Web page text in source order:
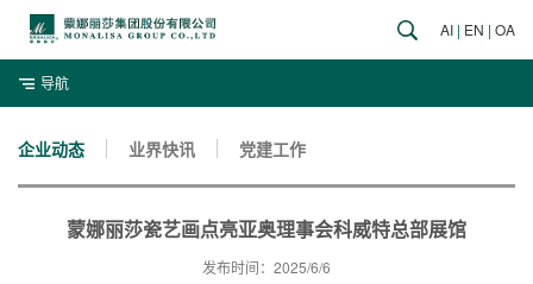
AI | EN | OA
导航
企业动态 业界快讯 党建工作
蒙娜丽莎瓷艺画点亮亚奥理事会科威特总部展馆
发布时间：2025/6/6